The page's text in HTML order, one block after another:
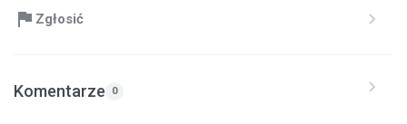
Zgłosić
Komentarze 0